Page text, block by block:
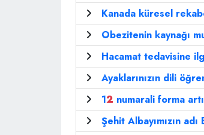
Kanada küresel
Obezitenin kaynağı
Hacamat tedavisine
Ayaklarınızın dili
12 numarali forma
Şehit Albayımızın